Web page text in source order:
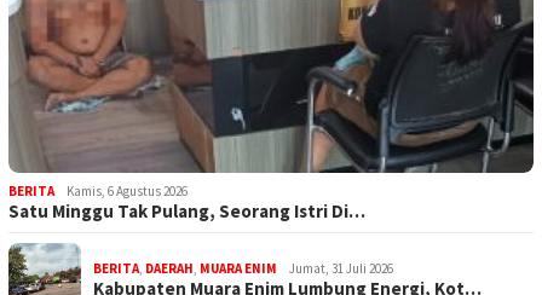
BERITA Kamis, 6 Agustus 2026
Satu Minggu Tak Pulang, Seorang Istri Di…
BERITA, DAERAH, MUARA ENIM Jumat, 31 Juli 2026
Kabupaten Muara Enim Lumbung Energi, Kot…